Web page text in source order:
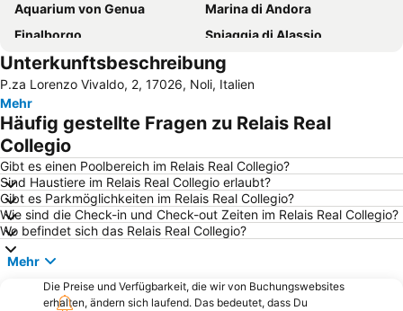
Aquarium von Genua
Marina di Andora
Finalborgo
Spiaggia di Alassio
Varigotti
Porto Antico
O Sole Mio
Pegli
Bergeggi Lido
Porto
Spiaggia di Arenzano
Stazione di Genova Brignole
Baia dei Saraceni
Cristoforo Colombo
Spiaggia di Albissola
Genova in Tour
Lido di Loano
Riviera Flughafen
Passeggiata a mare di Voltri
Piazza De Ferrari
Celle Ligure Ponente
Meeresmuseum Galata
Unterkunftsbeschreibung
P.za Lorenzo Vivaldo, 2, 17026, Noli, Italien
Mehr
Häufig gestellte Fragen zu Relais Real
Collegio
Gibt es einen Poolbereich im Relais Real Collegio?
Sind Haustiere im Relais Real Collegio erlaubt?
Gibt es Parkmöglichkeiten im Relais Real Collegio?
Wie sind die Check-in und Check-out Zeiten im Relais Real Collegio?
Wo befindet sich das Relais Real Collegio?
Mehr
Die Preise und Verfügbarkeit, die wir von Buchungswebsites
erhalten, ändern sich laufend. Das bedeutet, dass Du